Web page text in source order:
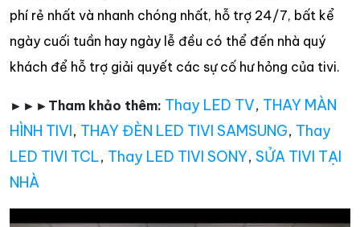
phí rẻ nhất và nhanh chóng nhất, hỗ trợ 24/7, bất kể
ngày cuối tuần hay ngày lễ đều có thể đến nhà quý
khách để hỗ trợ giải quyết các sự cố hư hỏng của tivi.
►►►Tham khảo thêm: Thay LED TV, THAY MÀN
HÌNH TIVI, THAY ĐÈN LED TIVI SAMSUNG, Thay
LED TIVI TCL, Thay LED TIVI SONY, SỬA TIVI TẠI
NHÀ